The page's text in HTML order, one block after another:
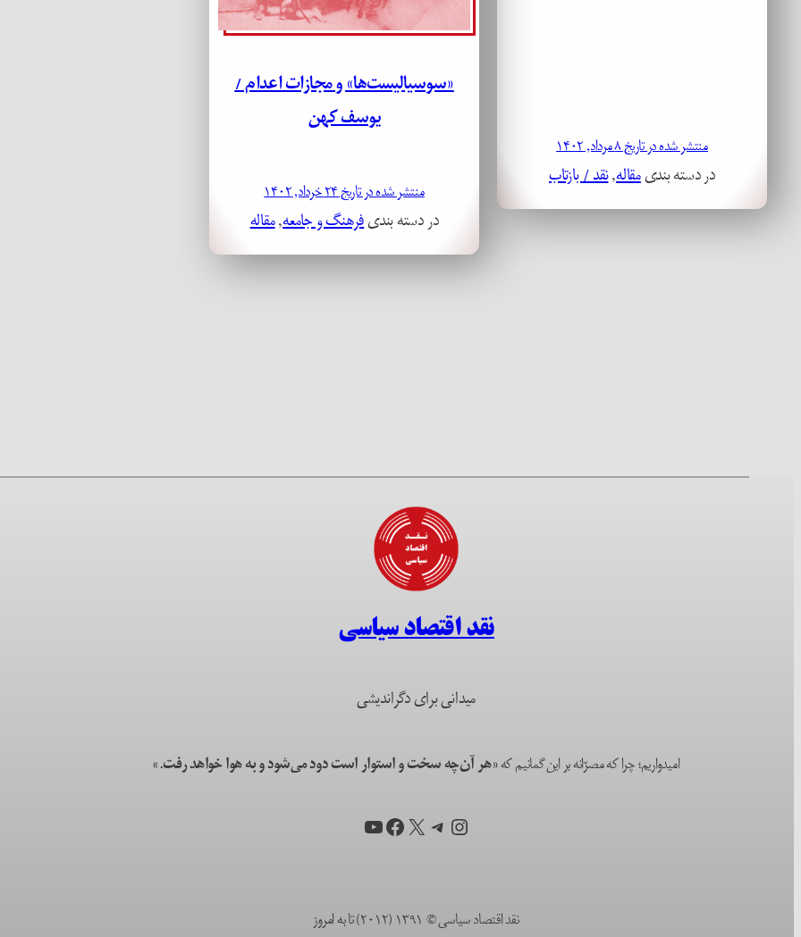
منتشر شده در تاریخ ۸ مرداد, ۱۴۰۲
در دسته بندیمقاله, نقد / بازتاب
«سوسیالیست‌ها» و مجازات اعدام /
یوسف کهن
منتشر شده در تاریخ ۲۴ خرداد, ۱۴۰۲
در دسته بندیفرهنگ و جامعه, مقاله
نقد اقتصاد سیاسی
میدانی برای دگراندیشی
امیدواریم؛ چرا که مصرّانه بر این گمانیم که«هر آن‌چه سخت و استوار است دود می‌شود و به هوا خواهد رفت.»
اینستاگرم
تلگرام
X فیس‌بوک
یوتیوب
نقد اقتصاد سیاسی © ۱۳۹۱ (۲۰۱۲) تا به امروز